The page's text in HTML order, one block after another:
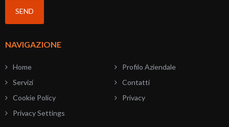
NAVIGAZIONE
Home
Profilo Aziendale
Servizi
Contatti
Cookie Policy
Privacy
Privacy Settings